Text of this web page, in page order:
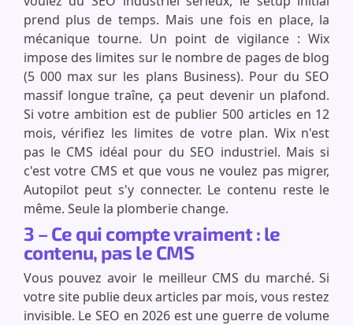
prend plus de temps. Mais une fois en place, la
mécanique tourne. Un point de vigilance : Wix
impose des limites sur le nombre de pages de blog
(5 000 max sur les plans Business). Pour du SEO
massif longue traîne, ça peut devenir un plafond.
Si votre ambition est de publier 500 articles en 12
mois, vérifiez les limites de votre plan. Wix n'est
pas le CMS idéal pour du SEO industriel. Mais si
c'est votre CMS et que vous ne voulez pas migrer,
Autopilot peut s'y connecter. Le contenu reste le
même. Seule la plomberie change.
3 – Ce qui compte vraiment : le
contenu, pas le CMS
Vous pouvez avoir le meilleur CMS du marché. Si
votre site publie deux articles par mois, vous restez
invisible. Le SEO en 2026 est une guerre de volume